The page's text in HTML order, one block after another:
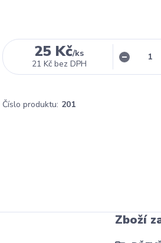
25 Kč/ks
21 Kč bez DPH
Číslo produktu: 201
Zboží